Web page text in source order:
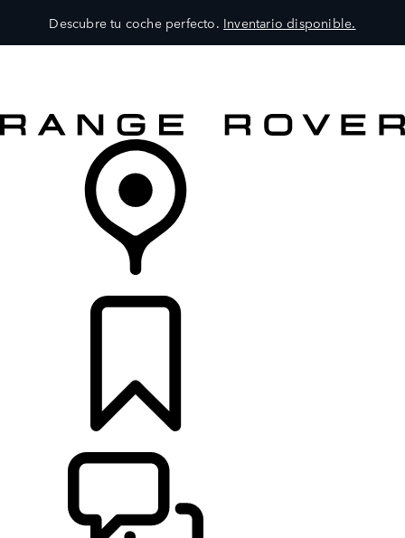
Descubre tu coche perfecto. Inventario disponible.